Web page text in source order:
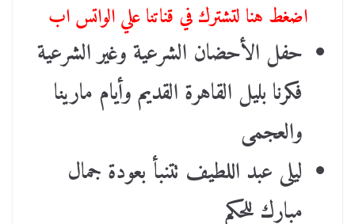
اضغط هنا لتشترك في قناتنا علي الواتس اب
حفل الأحضان الشرعية وغير الشرعية
فكرنا بليل القاهرة القديم وأيام مارينا
والعجمى
ليلى عبد اللطيف تتنبأ بعودة جمال
مبارك للحكم